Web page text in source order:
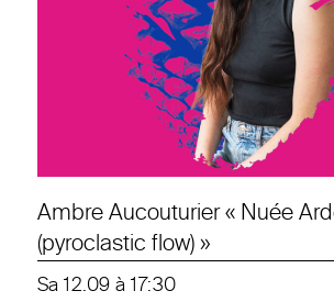
Ambre Aucouturier « Nuée
(pyroclastic flow) »
Sa 12.09 à 17:30